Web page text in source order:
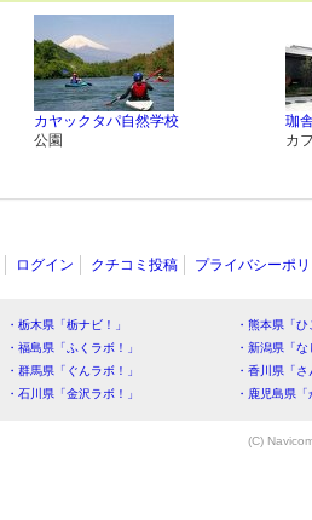
カヤックタパ自然学校
公園
珈
カ
ログイン クチコミ投稿 プライバシーポ
・栃木県「栃ナビ！」
・熊本県「
・福島県「ふくラボ！」
・新潟県「
・群馬県「ぐんラボ！」
・香川県「
・石川県「金沢ラボ！」
・鹿児島県
(C)